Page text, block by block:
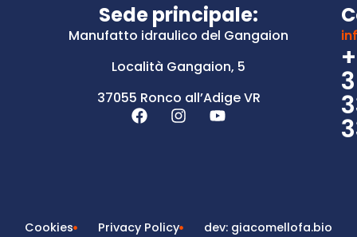
Sede principale:
Manufatto idraulico del Gangaion
Località Gangaion, 5
37055 Ronco all’Adige VR
+
Cookies Privacy Policy dev: giacomellofa.bio